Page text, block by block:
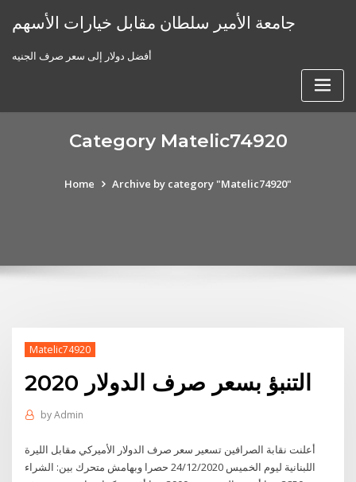
جامعة الأمير سلطان مقابل خيارات الأسهم
أفضل دولار إلى سعر صرف الجنيه
Category Matelic74920
Home Archive by category "Matelic74920"
Matelic74920
التنبؤ بسعر صرف الدولار 2020
byAdmin
أعلنت نقابة الصرافين تسعير سعر صرف الدولار الأميركي مقابل الليرة
اللبنانية ليوم الخميس 24/12/2020 حصرا وبهامش متحرك بين: الشراء